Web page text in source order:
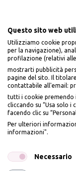
Accettiamo
Seguici sui
Questo sito web
Utilizziamo cookie
per la navigazione),
profilazione (relativi
mostrarti pubblicità
pagine del sito. Il titolare
contattabile all'email:
tutti i cookie premendo
cliccando su “Usa solo
facendo clic su
Per ulteriori
informazioni".
Necessario
PIÙME
IL10% DI